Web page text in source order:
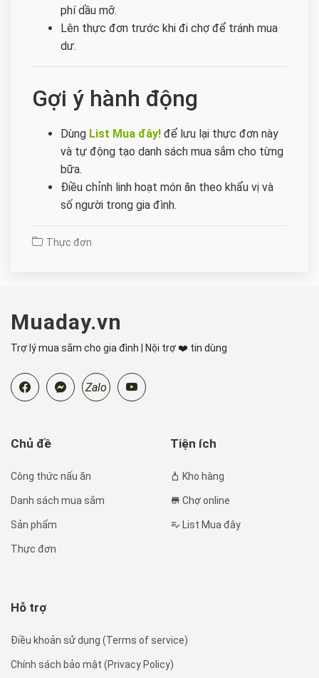
phí dầu mỡ.
Lên thực đơn trước khi đi chợ để tránh mua
dư.
Gợi ý hành động
Dùng List Mua đây! để lưu lại thực đơn này
và tự động tạo danh sách mua sắm cho từng
bữa.
Điều chỉnh linh hoạt món ăn theo khẩu vị và
số người trong gia đình.
Thực đơn
Muaday.vn
Trợ lý mua sắm cho gia đình | Nội trợ ❤️ tin dùng
Zalo
Chủ đề
Công thức nấu ăn
Danh sách mua sắm
Sản phẩm
Thực đơn
Tiện ích
Kho hàng
Chợ online
List Mua đây
Hỗ trợ
Điều khoản sử dụng (Terms of service)
Chính sách bảo mật (Privacy Policy)